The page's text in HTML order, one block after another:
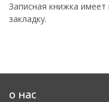
Записная книжка
закладку.
о нас